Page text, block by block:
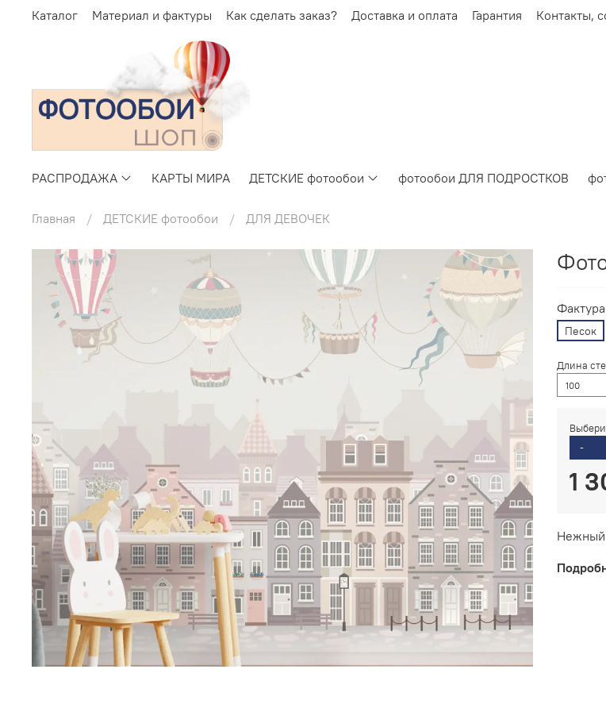
Каталог Материал и фактуры Как сделать заказ? Доставка и оплата Гарантия Контакты,
РАСПРОДАЖА КАРТЫ МИРА ДЕТСКИЕ фотообои фотообои ДЛЯ ПОДРОСТКОВ
Главная ДЕТСКИЕ фотообои ДЛЯ ДЕВОЧЕК
Фактура
Песок
Длина
-
1
Нежный